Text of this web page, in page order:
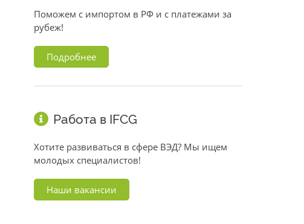
Поможем с импортом в РФ и с платежами за
рубеж!
Подробнее
Работа в IFCG
Хотите развиваться в сфере ВЭД? Мы ищем
молодых специалистов!
Наши вакансии